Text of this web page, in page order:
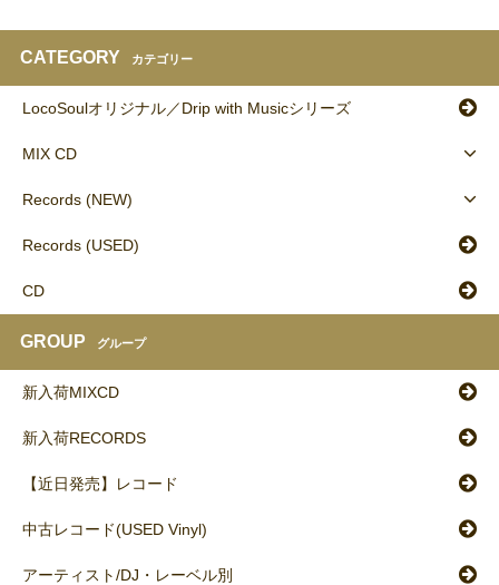
CATEGORY カテゴリー
LocoSoulオリジナル／Drip with Musicシリーズ
MIX CD
Records (NEW)
Records (USED)
CD
GROUP グループ
新入荷MIXCD
新入荷RECORDS
【近日発売】レコード
中古レコード(USED Vinyl)
アーティスト/DJ・レーベル別